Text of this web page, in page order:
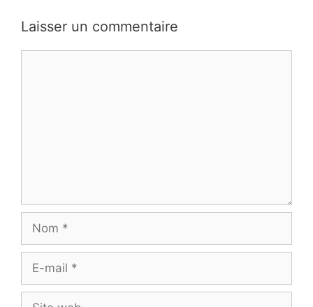
Laisser un commentaire
mail